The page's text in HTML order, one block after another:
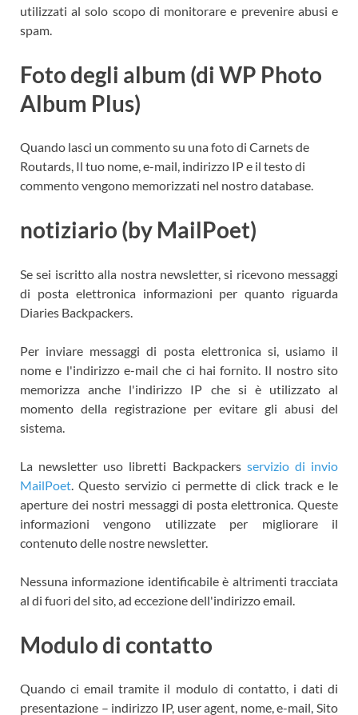
utilizzati al solo scopo di monitorare e prevenire abusi e
spam.
Foto degli album (di WP Photo
Album Plus)
Quando lasci un commento su una foto di Carnets de
Routards, Il tuo nome, e-mail, indirizzo IP e il testo di
commento vengono memorizzati nel nostro database.
notiziario (by MailPoet)
Se sei iscritto alla nostra newsletter, si ricevono messaggi
di posta elettronica informazioni per quanto riguarda
Diaries Backpackers.
Per inviare messaggi di posta elettronica si, usiamo il
nome e l'indirizzo e-mail che ci hai fornito. Il nostro sito
memorizza anche l'indirizzo IP che si è utilizzato al
momento della registrazione per evitare gli abusi del
sistema.
La newsletter uso libretti Backpackers servizio di invio
MailPoet . Questo servizio ci permette di click track e le
aperture dei nostri messaggi di posta elettronica. Queste
informazioni vengono utilizzate per migliorare il
contenuto delle nostre newsletter.
Nessuna informazione identificabile è altrimenti tracciata
al di fuori del sito, ad eccezione dell'indirizzo email.
Modulo di contatto
Quando ci email tramite il modulo di contatto, i dati di
presentazione – indirizzo IP, user agent, nome, e-mail, Sito